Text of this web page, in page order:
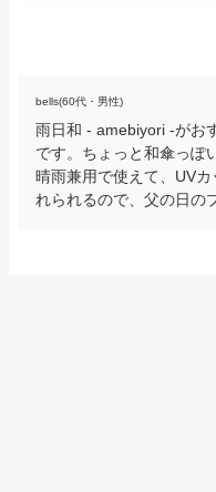
bells(60代・男性)
雨日和 - amebiyori -がお
です。ちょっと和傘っぽ
晴雨兼用で使えて、UV
れられるので、父の日の